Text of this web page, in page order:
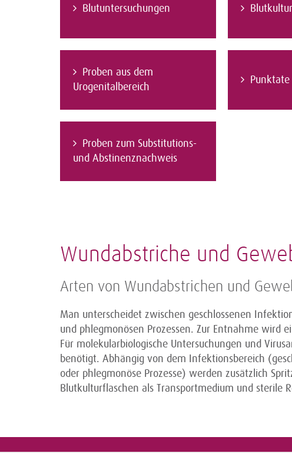
Blutuntersuchungen
Proben aus dem
Urogenitalbereich
Punktate
Proben zum Substitutions-
und Abstinenznachweis
Wundabstriche und
Arten von Wundabstrichen und
Man unterscheidet zwischen geschlossenen
und phlegmonösen Prozessen. Zur Entnahme wird
Für molekularbiologische Untersuchungen und
benötigt. Abhängig von dem Infektionsbereich
oder phlegmonöse Prozesse) werden zusätzlich
Blutkulturflaschen als Transportmedium und sterile